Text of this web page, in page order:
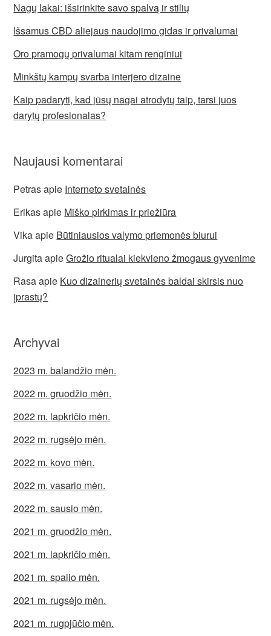
Nagų lakai: išsirinkite savo spalvą ir stilių
Išsamus CBD aliejaus naudojimo gidas ir privalumai
Oro pramogų privalumai kitam renginiui
Minkštų kampų svarba interjero dizaine
Kaip padaryti, kad jūsų nagai atrodytų taip, tarsi juos
darytų profesionalas?
Naujausi komentarai
Petrasapie Interneto svetainės
Erikasapie Miško pirkimas ir priežiūra
Vikaapie Būtiniausios valymo priemonės biurui
JurgitaapieGrožio ritualai kiekvieno žmogaus gyvenime
Rasaapie Kuo dizainerių svetainės baldai skirsis nuo
įprastų?
Archyvai
2023 m. balandžio mėn.
2022 m. gruodžio mėn.
2022 m. lapkričio mėn.
2022 m. rugsėjo mėn.
2022 m. kovo mėn.
2022 m. vasario mėn.
2022 m. sausio mėn.
2021 m. gruodžio mėn.
2021 m. lapkričio mėn.
2021 m. spalio mėn.
2021 m. rugsėjo mėn.
2021 m. rugpjūčio mėn.